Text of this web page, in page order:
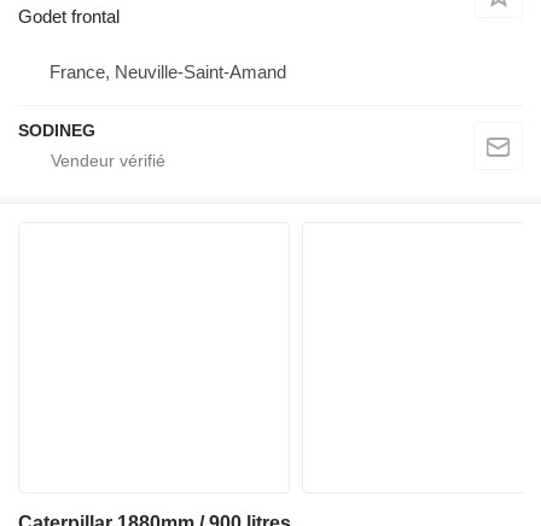
Godet frontal
France, Neuville-Saint-Amand
SODINEG